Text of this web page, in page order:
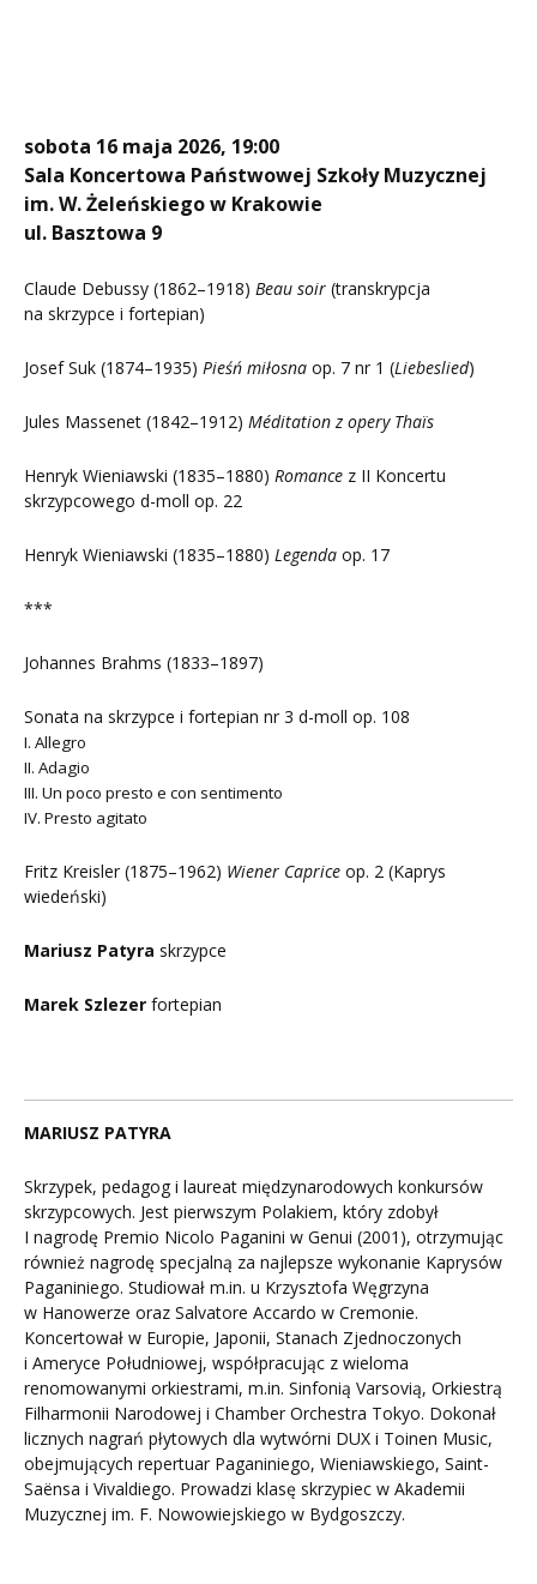
sobota 16 maja 2026, 19:00
Sala Koncertowa Państwowej Szkoły Muzycznej
im. W. Żeleńskiego w Krakowie
ul. Basztowa 9
Claude Debussy (1862–1918) Beau soir (transkrypcja
na skrzypce i fortepian)
Josef Suk (1874–1935) Pieśń miłosna op. 7 nr 1 (Liebeslied)
Jules Massenet (1842–1912) Méditation z opery Thaïs
Henryk Wieniawski (1835–1880) Romance z II Koncertu
skrzypcowego d-moll op. 22
Henryk Wieniawski (1835–1880) Legenda op. 17
***
Johannes Brahms (1833–1897)
Sonata na skrzypce i fortepian nr 3 d-moll op. 108
I. Allegro
II. Adagio
III. Un poco presto e con sentimento
IV. Presto agitato
Fritz Kreisler (1875–1962) Wiener Caprice op. 2 (Kaprys
wiedeński)
Mariusz Patyra skrzypce
Marek Szlezer fortepian
MARIUSZ PATYRA
Skrzypek, pedagog i laureat międzynarodowych konkursów
skrzypcowych. Jest pierwszym Polakiem, który zdobył
I nagrodę Premio Nicolo Paganini w Genui (2001), otrzymując
również nagrodę specjalną za najlepsze wykonanie Kaprysów
Paganiniego. Studiował m.in. u Krzysztofa Węgrzyna
w Hanowerze oraz Salvatore Accardo w Cremonie.
Koncertował w Europie, Japonii, Stanach Zjednoczonych
i Ameryce Południowej, współpracując z wieloma
renomowanymi orkiestrami, m.in. Sinfonią Varsovią, Orkiestrą
Filharmonii Narodowej i Chamber Orchestra Tokyo. Dokonał
licznych nagrań płytowych dla wytwórni DUX i Toinen Music,
obejmujących repertuar Paganiniego, Wieniawskiego, Saint-
Saënsa i Vivaldiego. Prowadzi klasę skrzypiec w Akademii
Muzycznej im. F. Nowowiejskiego w Bydgoszczy.